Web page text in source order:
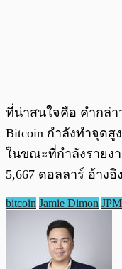
ที่น่าสนใจคือ คำกล่า
Bitcoin กำลังทำจุดสู
ในขณะที่กำลังรายง
5,667 ดอลลาร์ อ้างอิ
bitcoin Jamie Dimon